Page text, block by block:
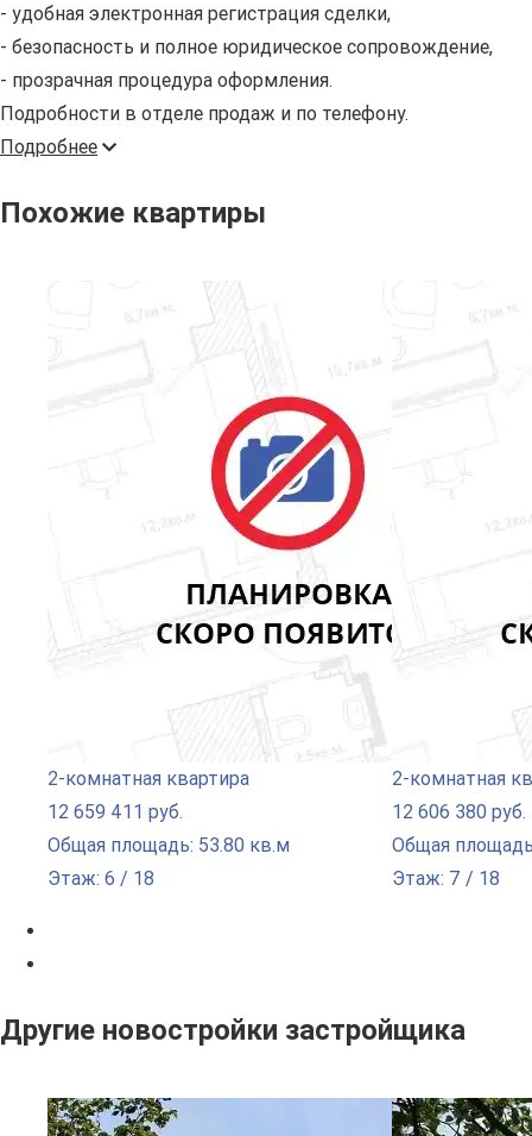
- удобная электронная регистрация сделки,
- безопасность и полное юридическое сопровождение,
- прозрачная процедура оформления.
Подробности в отделе продаж и по телефону.
Подробнее
Похожие квартиры
2-комнатная квартира
12 659 411 руб.
Общая площадь: 53.80 кв.м
Этаж: 6 / 18
2-комнатная
12 606 380 руб.
Общая
Этаж: 7 / 18
Другие новостройки застройщика